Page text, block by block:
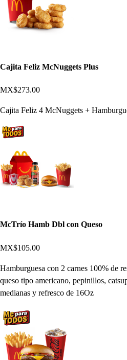
Cajita Feliz McNuggets Plus
MX$273.00
Cajita Feliz 4 McNuggets +
McTrío Hamb Dbl con Queso
MX$105.00
Hamburguesa con 2 carnes 100% de
queso tipo americano, pepinillos,
medianas y refresco de 16Oz